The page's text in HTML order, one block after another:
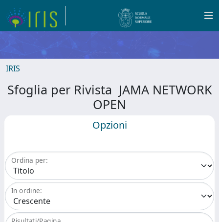
IRIS
Sfoglia per Rivista JAMA NETWORK
OPEN
Opzioni
Ordina per:
In ordine: